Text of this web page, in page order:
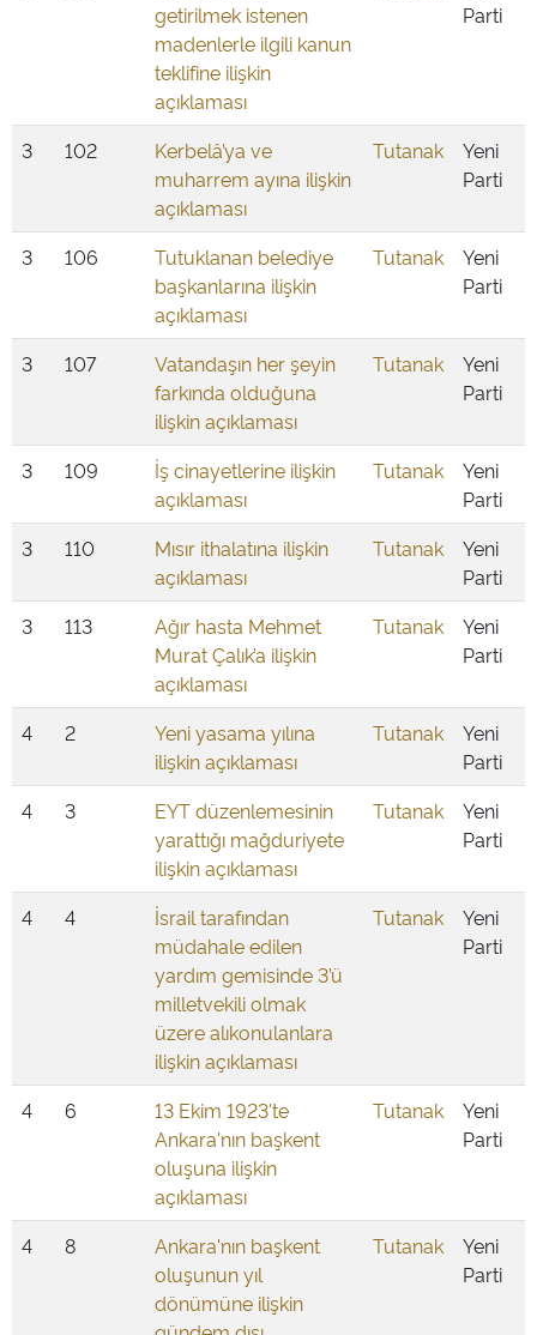
getirilmek istenen
madenlerle ilgili kanun
teklifine ilişkin
açıklaması
Parti
3 102
Kerbelâ’ya ve
muharrem ayına ilişkin
açıklaması
Tutanak
Yeni
Parti
3 106
Tutuklanan belediye
başkanlarına ilişkin
açıklaması
Tutanak
Yeni
Parti
3 107
Vatandaşın her şeyin
farkında olduğuna
ilişkin açıklaması
Tutanak
Yeni
Parti
3 109
İş cinayetlerine ilişkin
açıklaması
Tutanak
Yeni
Parti
3
110
Mısır ithalatına ilişkin
açıklaması
Tutanak
Yeni
Parti
3
113
Ağır hasta Mehmet
Murat Çalık’a ilişkin
açıklaması
Tutanak
Yeni
Parti
4 2
Yeni yasama yılına
ilişkin açıklaması
Tutanak
Yeni
Parti
4
3
EYT düzenlemesinin
yarattığı mağduriyete
ilişkin açıklaması
Tutanak
Yeni
Parti
4 4
İsrail tarafından
müdahale edilen
yardım gemisinde 3’ü
milletvekili olmak
üzere alıkonulanlara
ilişkin açıklaması
Tutanak
Yeni
Parti
4 6
13 Ekim 1923'te
Ankara'nın başkent
oluşuna ilişkin
açıklaması
Tutanak
Yeni
Parti
4 8
Ankara'nın başkent
oluşunun yıl
dönümüne ilişkin
Tutanak
Yeni
Parti